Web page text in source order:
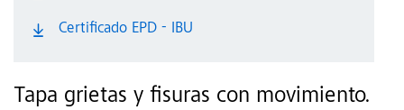
Certificado EPD - IBU
Tapa grietas y fisuras con movimiento.